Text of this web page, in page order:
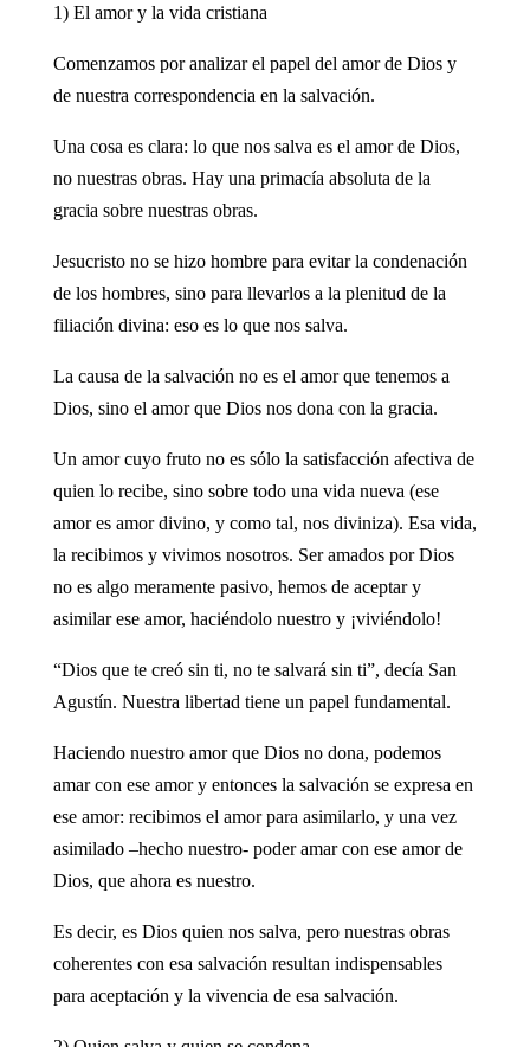
1) El amor y la vida cristiana
Comenzamos por analizar el papel del amor de Dios y
de nuestra correspondencia en la salvación.
Una cosa es clara: lo que nos salva es el amor de Dios,
no nuestras obras. Hay una primacía absoluta de la
gracia sobre nuestras obras.
Jesucristo no se hizo hombre para evitar la condenación
de los hombres, sino para llevarlos a la plenitud de la
filiación divina: eso es lo que nos salva.
La causa de la salvación no es el amor que tenemos a
Dios, sino el amor que Dios nos dona con la gracia.
Un amor cuyo fruto no es sólo la satisfacción afectiva de
quien lo recibe, sino sobre todo una vida nueva (ese
amor es amor divino, y como tal, nos diviniza). Esa vida,
la recibimos y vivimos nosotros. Ser amados por Dios
no es algo meramente pasivo, hemos de aceptar y
asimilar ese amor, haciéndolo nuestro y ¡viviéndolo!
“Dios que te creó sin ti, no te salvará sin ti”, decía San
Agustín. Nuestra libertad tiene un papel fundamental.
Haciendo nuestro amor que Dios no dona, podemos
amar con ese amor y entonces la salvación se expresa en
ese amor: recibimos el amor para asimilarlo, y una vez
asimilado –hecho nuestro- poder amar con ese amor de
Dios, que ahora es nuestro.
Es decir, es Dios quien nos salva, pero nuestras obras
coherentes con esa salvación resultan indispensables
para aceptación y la vivencia de esa salvación.